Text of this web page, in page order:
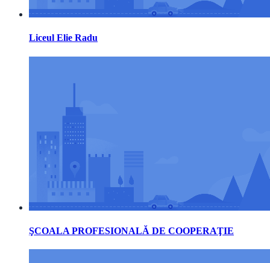
Liceul Elie Radu
ŞCOALA PROFESIONALĂ DE COOPERAŢIE